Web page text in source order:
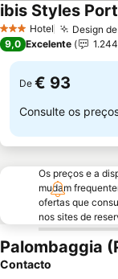
3 EstrelasHotel Design
ibis Styles
9,0 Excelente 1.244
De € 93
Consulte os
Os preços e a
mudam
ofertas que
nos sites de
Palombaggia
Contacto